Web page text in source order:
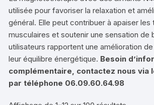
utilisée pour favoriser la relaxation et
général. Elle peut contribuer à apaiser les
musculaires et soutenir une sensation de
utilisateurs rapportent une amélioration
leur équilibre énergétique. Besoin
complémentaire, contactez nous via
par téléphone 06.09.60.64.98